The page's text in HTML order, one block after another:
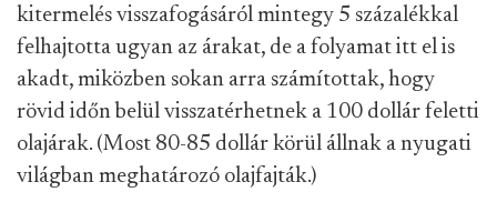
kitermelés visszafogásáról mintegy 5 százalékkal
felhajtotta ugyan az árakat, de a folyamat itt el is
akadt, miközben sokan arra számítottak, hogy
rövid időn belül visszatérhetnek a 100 dollár feletti
olajárak. (Most 80-85 dollár körül állnak a nyugati
világban meghatározó olajfajták.)